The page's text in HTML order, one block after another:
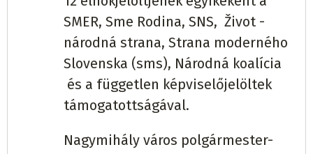
Ján Záhorský SME RODINA249 (100%)
TusaújfaluRastislav Jakubocfüggetlen169
UngszennaMarcel NemčíkHlas-SD
UngtavasJozef FicSMER - SD153(55,84%)
SzécsudvarGabriel ČverčkoHlas-SD240 (100%)
Viktor Kalán
Hlas-SD/SMER - SD/SZÖVETSÉG
SzőlőskeMichal Takáčfüggetlen144(100%)
SMER, Sme Rodina, SNS, Život -
národná strana, Strana moderného
Slovenska (sms), Národná koalícia
és a független képviselőjelöltek
támogatottságával.
Nagymihály város polgármester-